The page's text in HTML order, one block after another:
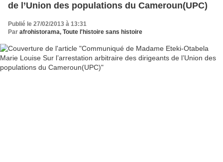
de l’Union des populations du Cameroun(UPC)
Publié le 27/02/2013 à 13:31
Par afrohistorama, Toute l'histoire sans histoire